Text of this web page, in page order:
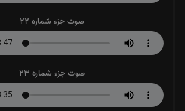
صوت جزء شماره 22
صوت جزء شماره 23